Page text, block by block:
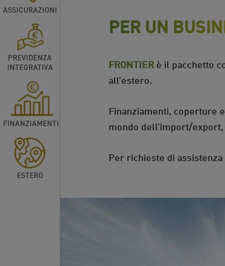
ASSICURAZIONI
PREVIDENZA
INTEGRATIVA
FINANZIAMENTI
ESTERO
PER UN
FRONTIER è il pacchetto
all’estero.
Finanziamenti, coperture
mondo dell’import/
Per richieste di